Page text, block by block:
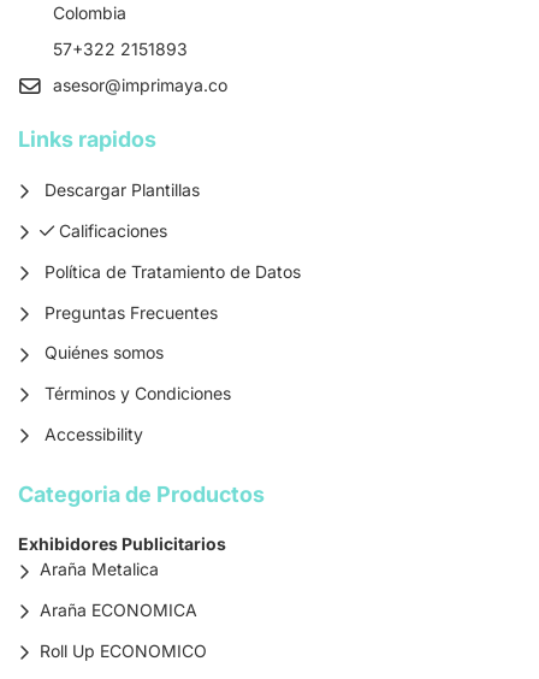
Colombia
57+322 2151893
asesor@imprimaya.co
Links rapidos
Descargar Plantillas
Calificaciones
Calificaciones
Política de Tratamiento de Datos
Preguntas Frecuentes
Quiénes somos
Términos y Condiciones
Accessibility
Categoria de Productos
Exhibidores Publicitarios
Araña Metalica
Araña ECONOMICA
Roll Up ECONOMICO